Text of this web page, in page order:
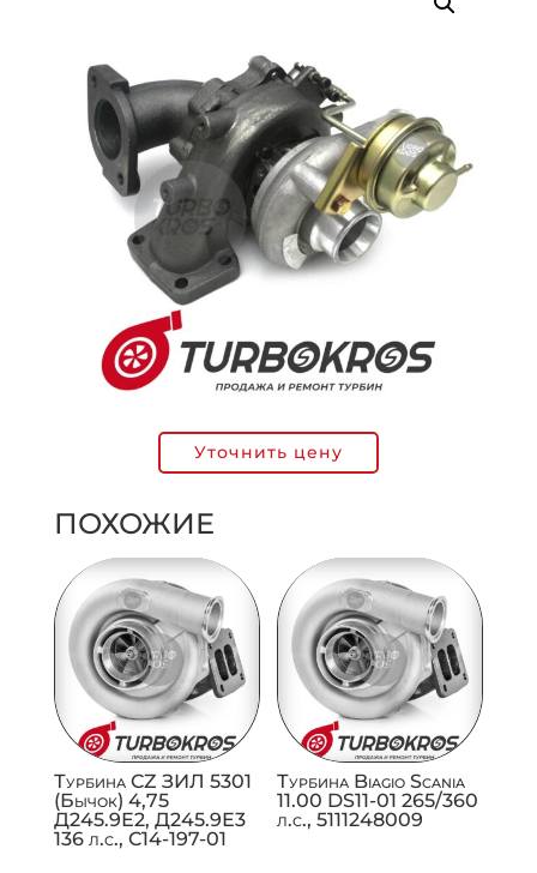
Уточнить цену
ПОХОЖИЕ
Турбина CZ ЗИЛ 5301
(Бычок) 4,75
Д245.9Е2, Д245.9Е3
136 л.с., C14-197-01
Турбина Biagio Scania
11.00 DS11-01 265/360
л.с., 5111248009